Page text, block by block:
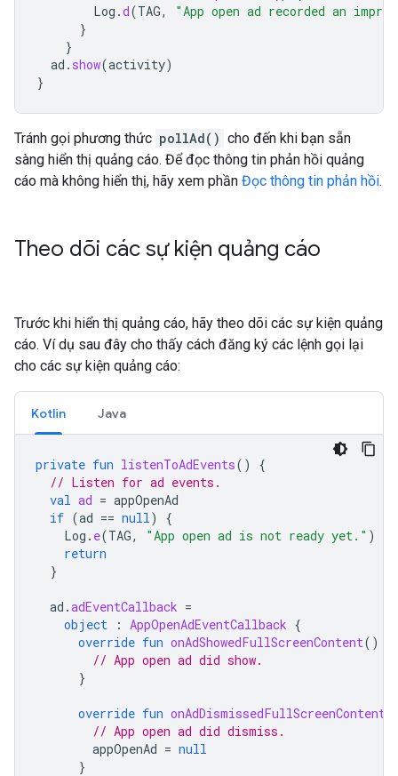
Log .d(TAG,
"App open ad recorded an
}
}
ad . show(activity)
}
Tránh gọi phương thức pollAd() cho đến khi bạn sẵn
sàng hiển thị quảng cáo. Để đọc thông tin phản hồi quảng
cáo mà không hiển thị, hãy xem phần Đọc thông tin phản hồi.
Theo dõi các sự kiện quảng cáo
Trước khi hiển thị quảng cáo, hãy theo dõi các sự kiện quảng
cáo. Ví dụ sau đây cho thấy cách đăng ký các lệnh gọi lại
cho các sự kiện quảng cáo:
Kotlin Java
private fun listenToAdEvents()
{
// Listen for ad events.
val ad = appOpenAd
if (ad == null)
{
Log . e(TAG, "App open ad is not ready yet." )
return
}
ad .adEventCallback =
object
: AppOpenAdEventCallback {
override fun onAdShowedFullScreenContent()
// App open ad did show.
}
override fun onAdDismissedFullScreenContent
// App open ad did dismiss.
appOpenAd = null
}